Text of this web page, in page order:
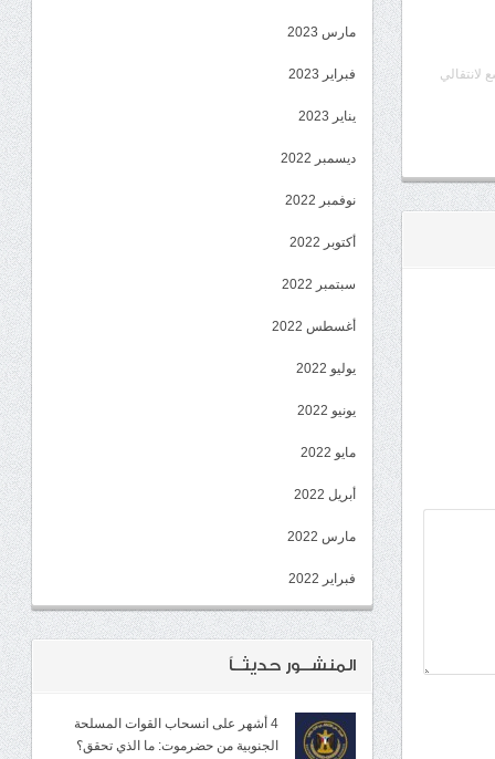
لانتقالي
مارس 2023
فبراير 2023
يناير 2023
ديسمبر 2022
نوفمبر 2022
أكتوبر 2022
سبتمبر 2022
أغسطس 2022
يوليو 2022
يونيو 2022
مايو 2022
أبريل 2022
مارس 2022
فبراير 2022
المنشــور حديثــاً
4 أشهر على انسحاب القوات المسلحة
الجنوبية من حضرموت: ما الذي تحقق؟